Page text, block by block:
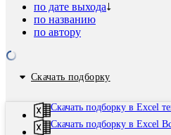
по дате выхода
по названию
по автору
Скачать подборку
Скачать подборку в Excel
Скачать подборку в Excel